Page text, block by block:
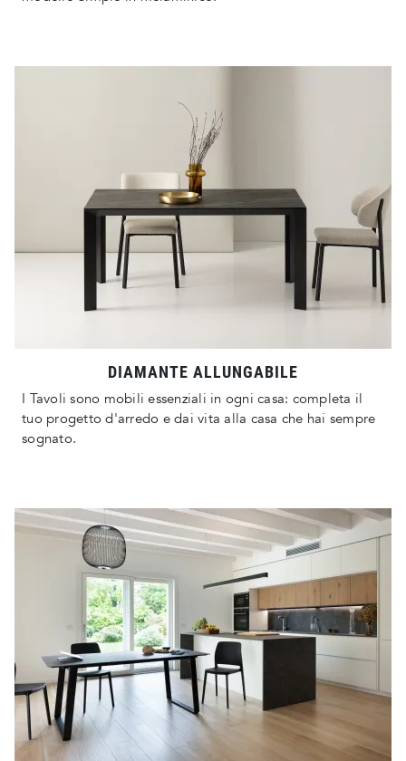
DIAMANTE ALLUNGABILE
I Tavoli sono mobili essenziali in ogni casa: completa il
tuo progetto d'arredo e dai vita alla casa che hai sempre
sognato.